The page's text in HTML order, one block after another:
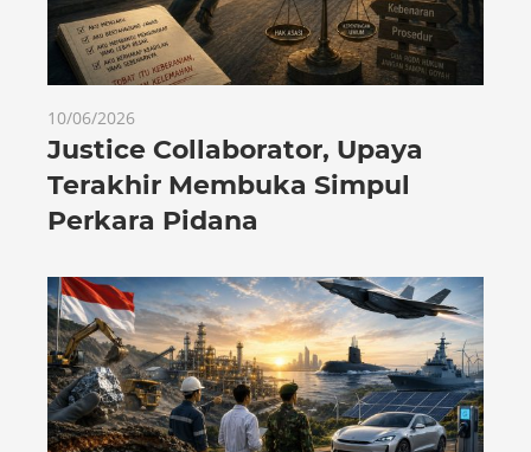
10/06/2026
Justice Collaborator, Upaya
Terakhir Membuka Simpul
Perkara Pidana